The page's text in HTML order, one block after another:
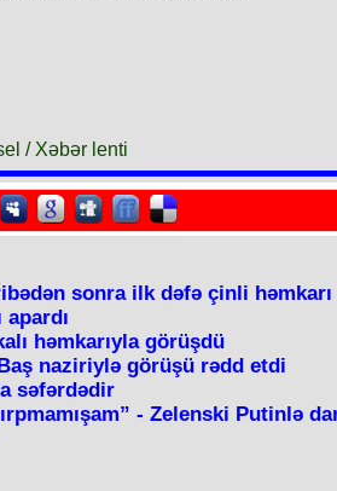
/ Xəbər lenti
sonra ilk dəfə çinli
apardı
həmkarıyla görüşdü
naziriylə görüşü rədd etdi
səfərdədir
- Zelenski Putinlə